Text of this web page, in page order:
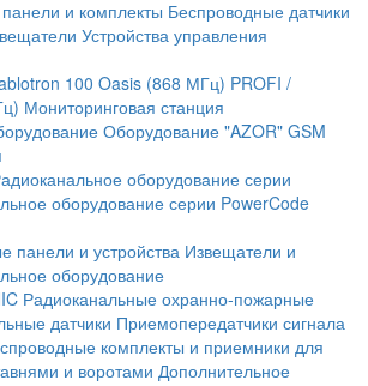
и комплекты Беспроводные датчики
Устройства управления
100 Oasis (868 МГц) PROFI /
Мониторинговая станция
Оборудование "AZOR" GSM
оборудование серии
оборудование серии PowerCode
панели и устройства Извещатели и
оборудование
Радиоканальные охранно-пожарные
датчики Приемопередатчики сигнала
комплекты и приемники для
и воротами Дополнительное